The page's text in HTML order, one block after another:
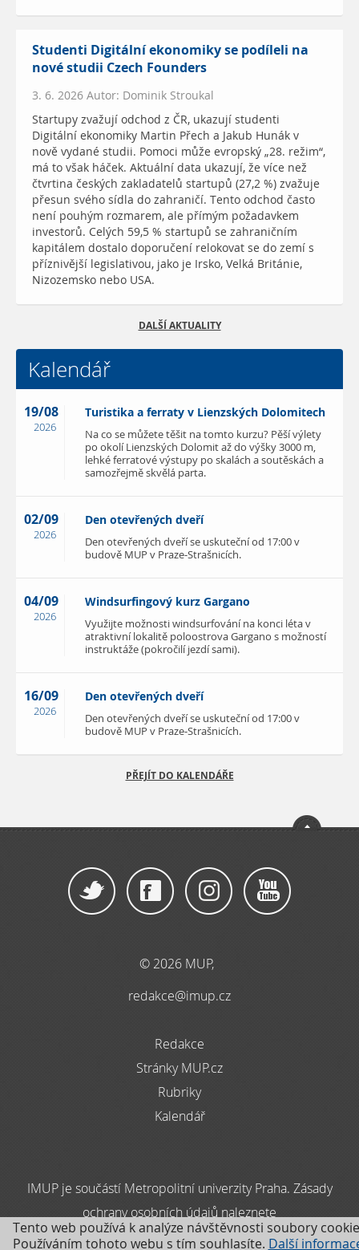
Studenti Digitální ekonomiky se podíleli na
nové studii Czech Founders
3. 6. 2026 Autor: Dominik Stroukal
Startupy zvažují odchod z ČR, ukazují studenti
Digitální ekonomiky Martin Přech a Jakub Hunák v
nově vydané studii. Pomoci může evropský „28. režim“,
má to však háček. Aktuální data ukazují, že více než
čtvrtina českých zakladatelů startupů (27,2 %) zvažuje
přesun svého sídla do zahraničí. Tento odchod často
není pouhým rozmarem, ale přímým požadavkem
investorů. Celých 59,5 % startupů se zahraničním
kapitálem dostalo doporučení relokovat se do zemí s
příznivější legislativou, jako je Irsko, Velká Británie,
Nizozemsko nebo USA.
DALŠÍ AKTUALITY
Kalendář
19/08
2026
Turistika a ferraty v Lienzských Dolomitech
Na co se můžete těšit na tomto kurzu? Pěší výlety
po okolí Lienzských Dolomit až do výšky 3000 m,
lehké ferratové výstupy po skalách a soutěskách a
samozřejmě skvělá parta.
02/09
2026
Den otevřených dveří
Den otevřených dveří se uskuteční od 17:00 v
budově MUP v Praze-Strašnicích.
04/09
2026
Windsurfingový kurz Gargano
Využijte možnosti windsurfování na konci léta v
atraktivní lokalitě poloostrova Gargano s možností
instruktáže (pokročilí jezdí sami).
16/09
2026
Den otevřených dveří
Den otevřených dveří se uskuteční od 17:00 v
budově MUP v Praze-Strašnicích.
PŘEJÍT DO KALENDÁŘE
© 2026 MUP,
redakce@imup.cz
Redakce
Stránky MUP.cz
Rubriky
Kalendář
IMUP je součástí Metropolitní univerzity Praha. Zásady
ochrany osobních údajů naleznete
zde
Tento web používá k analýze návštěvnosti soubory
Používáním tohoto webu s tím souhlasíte. Další